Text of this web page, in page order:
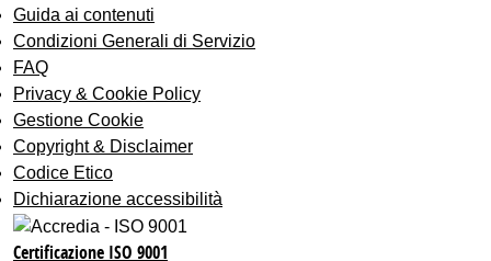
Guida ai contenuti
Condizioni Generali di Servizio
FAQ
Privacy & Cookie Policy
Gestione Cookie
Copyright & Disclaimer
Codice Etico
Dichiarazione accessibilità
Certificazione ISO 9001